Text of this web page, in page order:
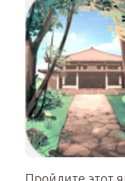
Пройдите этот